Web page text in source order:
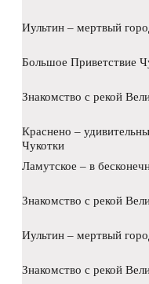
Иультин – мертвый
Большое Приветствие
Знакомство с рекой
Краснено –
Чукотки
Ламутское – в
Знакомство с рекой
Иультин – мертвый
Знакомство с рекой